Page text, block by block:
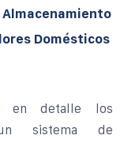
Almacenamiento
Domésticos
en detalle los
sistema de